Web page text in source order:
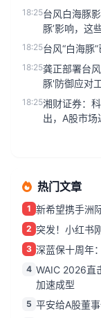
18:25台风白海豚
豚’影响，这
台风天气影
18:25台风“白海豚
18:25龚正部署台
豚'防御应对
再检查、再
18:25湘财证券：
出，A股市场
出现明显反
热门文章
1 新希望携手洲
2 突发！小红书
3 深蓝保十周年
4 WAIC 2026直
加速成型
5 平安给A股董